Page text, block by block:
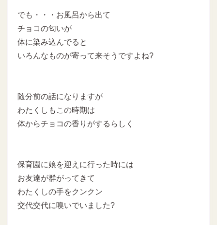
でも・・・お風呂から出て
チョコの匂いが
体に染み込んでると
いろんなものが寄って来そうですよね?
随分前の話になりますが
わたくしもこの時期は
体からチョコの香りがするらしく
保育園に娘を迎えに行った時には
お友達が群がってきて
わたくしの手をクンクン
交代交代に嗅いでいました?